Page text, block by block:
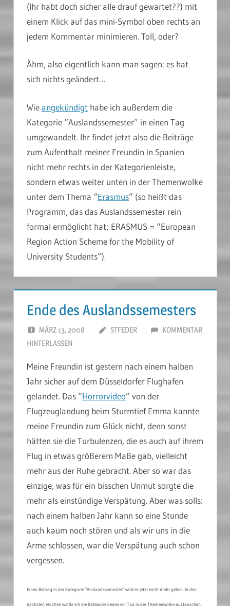
(Ihr habt doch sicher alle drauf gewartet??) mit
einem Klick auf das mini-Symbol oben rechts an
jedem Kommentar minimieren. Toll, oder?
Ähm, also eigentlich kann man sagen: es hat
sich nichts geändert…
Wieangekündigt habe ich außerdem die
Kategorie “Auslandssemester” in einen Tag
umgewandelt. Ihr findet jetzt also die Beiträge
zum Aufenthalt meiner Freundin in Spanien
nicht mehr rechts in der Kategorienleiste,
sondern etwas weiter unten in der Themenwolke
unter dem Thema “Erasmus” (so heißt das
Programm, das das Auslandssemester rein
formal ermöglicht hat; ERASMUS = “European
Region Action Scheme for the Mobility of
University Students”).
Ende des Auslandssemesters
MÄRZ 13, 2008 STFEDER
KOMMENTAR
HINTERLASSEN
Meine Freundin ist gestern nach einem halben
Jahr sicher auf dem Düsseldorfer Flughafen
gelandet. Das “Horrorvideo” von der
Flugzeuglandung beim Sturmtief Emma kannte
meine Freundin zum Glück nicht, denn sonst
hätten sie die Turbulenzen, die es auch auf ihrem
Flug in etwas größerem Maße gab, vielleicht
mehr aus der Ruhe gebracht. Aber so war das
einzige, was für ein bisschen Unmut sorgte die
mehr als einstündige Verspätung. Aber was solls:
nach einem halben Jahr kann so eine Stunde
auch kaum noch stören und als wir uns in die
Arme schlossen, war die Verspätung auch schon
vergessen.
Einen Beitrag in der Kategorie “Auslandssemester” wird es jetzt nicht mehr geben. In den
nächsten Wochen werde ich die Kategorie gegen ein Tag in der Themenwolke austauschen.